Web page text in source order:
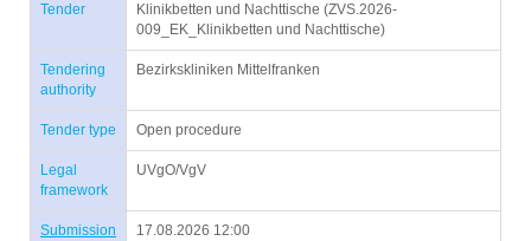
Tender
Klinikbetten und Nachttische (ZVS.2026-
009_EK_Klinikbetten und Nachttische)
Tendering
authority
Bezirkskliniken Mittelfranken
Tender type Open procedure
Legal
framework
UVgO/VgV
Submission
17.08.2026 12:00